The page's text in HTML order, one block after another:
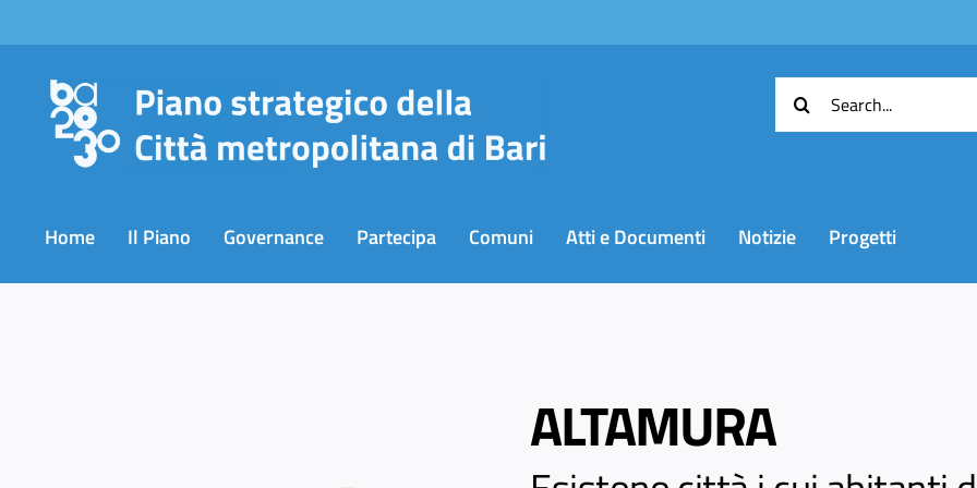
al
contenuto
Cerca
per:
Home Il Piano Governance Partecipa Comuni Atti e Documenti Notizie Progetti
ALTAMURA